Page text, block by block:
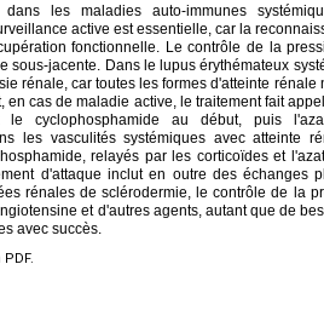
les maladies auto-immunes
active est essentielle, car la
fonctionnelle. Le contrôle de la
sous-jacente. Dans le lupus érythémateux
rénale, car toutes les formes d'atteinte rénale
cas de maladie active, le traitement fait
cyclophosphamide au début, puis
les vasculités systémiques avec atteinte
relayés par les corticoïdes et
d'attaque inclut en outre des échanges
rénales de sclérodermie, le contrôle de la
et d'autres agents, autant que de
avec succès.